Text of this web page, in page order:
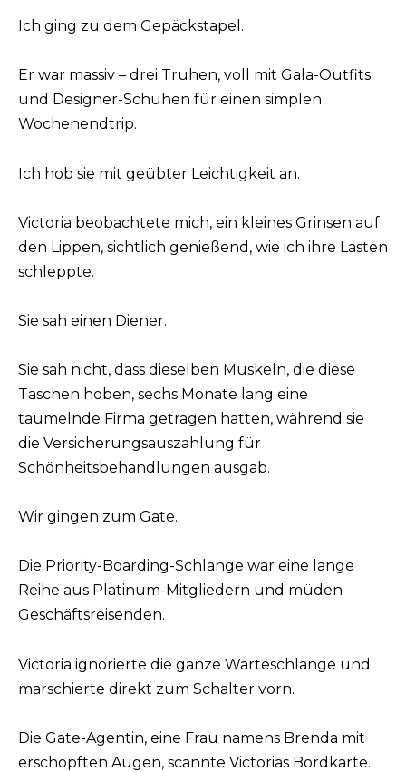
Ich ging zu dem Gepäckstapel.
Er war massiv – drei Truhen, voll mit Gala-Outfits
und Designer-Schuhen für einen simplen
Wochenendtrip.
Ich hob sie mit geübter Leichtigkeit an.
Victoria beobachtete mich, ein kleines Grinsen auf
den Lippen, sichtlich genießend, wie ich ihre Lasten
schleppte.
Sie sah einen Diener.
Sie sah nicht, dass dieselben Muskeln, die diese
Taschen hoben, sechs Monate lang eine
taumelnde Firma getragen hatten, während sie
die Versicherungsauszahlung für
Schönheitsbehandlungen ausgab.
Wir gingen zum Gate.
Die Priority-Boarding-Schlange war eine lange
Reihe aus Platinum-Mitgliedern und müden
Geschäftsreisenden.
Victoria ignorierte die ganze Warteschlange und
marschierte direkt zum Schalter vorn.
Die Gate-Agentin, eine Frau namens Brenda mit
erschöpften Augen, scannte Victorias Bordkarte.